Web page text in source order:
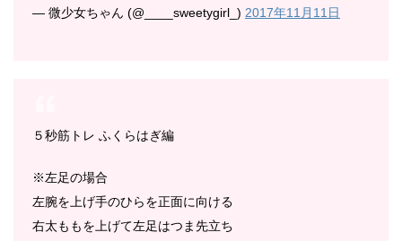
— 微少女ちゃん (@____sweetygirl_) 2017年11月11日
５秒筋トレ ふくらはぎ編
※左足の場合
左腕を上げ手のひらを正面に向ける
右太ももを上げて左足はつま先立ち